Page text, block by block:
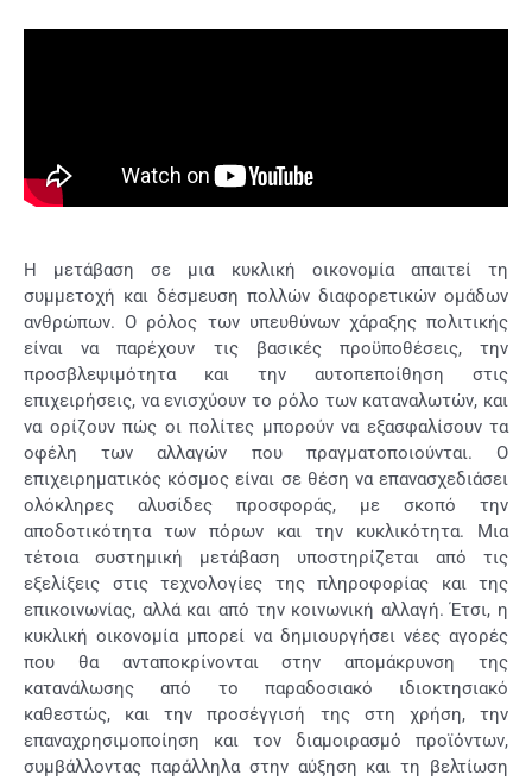
Η μετάβαση σε μια κυκλική οικονομία απαιτεί τη
συμμετοχή και δέσμευση πολλών διαφορετικών ομάδων
ανθρώπων. Ο ρόλος των υπευθύνων χάραξης πολιτικής
είναι να παρέχουν τις βασικές προϋποθέσεις, την
προσβλεψιμότητα και την αυτοπεποίθηση στις
επιχειρήσεις, να ενισχύουν το ρόλο των καταναλωτών, και
να ορίζουν πώς οι πολίτες μπορούν να εξασφαλίσουν τα
οφέλη των αλλαγών που πραγματοποιούνται. Ο
επιχειρηματικός κόσμος είναι σε θέση να επανασχεδιάσει
ολόκληρες αλυσίδες προσφοράς, με σκοπό την
αποδοτικότητα των πόρων και την κυκλικότητα. Μια
τέτοια συστημική μετάβαση υποστηρίζεται από τις
εξελίξεις στις τεχνολογίες της πληροφορίας και της
επικοινωνίας, αλλά και από την κοινωνική αλλαγή. Έτσι, η
κυκλική οικονομία μπορεί να δημιουργήσει νέες αγορές
που θα ανταποκρίνονται στην απομάκρυνση της
κατανάλωσης από το παραδοσιακό ιδιοκτησιακό
καθεστώς, και την προσέγγισή της στη χρήση, την
επαναχρησιμοποίηση και τον διαμοιρασμό προϊόντων,
συμβάλλοντας παράλληλα στην αύξηση και τη βελτίωση